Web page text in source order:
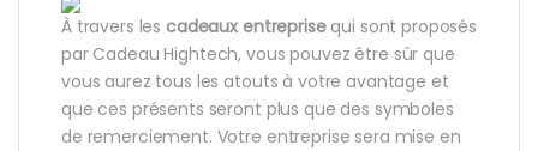
À travers les cadeaux entreprisequi sont proposés
par Cadeau Hightech, vous pouvez être sûr que
vous aurez tous les atouts à votre avantage et
que ces présents seront plus que des symboles
de remerciement. Votre entreprise sera mise en